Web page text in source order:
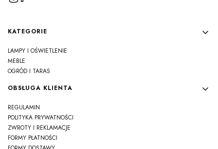
Linki w stopce
KATEGORIE
LAMPY I OŚWIETLENIE
MEBLE
OGRÓD I TARAS
OBSŁUGA KLIENTA
REGULAMIN
POLITYKA PRYWATNOŚCI
ZWROTY I REKLAMACJE
FORMY PŁATNOŚCI